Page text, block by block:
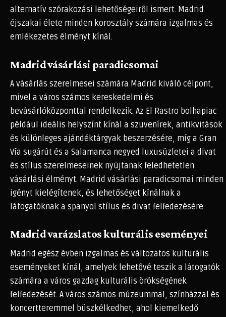
alternatív szórakozási lehetőségeiről ismert. Madrid
éjszakai élete minden korosztály számára izgalmas és
emlékezetes élményt kínál.
Madrid vásárlási paradicsomai
A vásárlás szerelmesei számára Madrid kiváló célpont,
mivel a város számos kereskedelmi és
bevásárlóközponttal rendelkezik. Az El Rastro bolhapiac
például ideális helyszínt kínál a szuvenírek, antikvitások
és különleges ajándéktárgyak beszerzésére, míg a Gran
Vía sugárút és a Salamanca negyed luxusüzletei a divat
és stílus szerelmeseinek nyújtanak feledhetetlen
vásárlási élményt. Madrid vásárlási paradicsomai minden
igényt kielégítenek, és lehetőséget kínálnak a
látogatóknak a spanyol stílus és divat felfedezésére.
Madrid varázslatos kulturális eseményei
Madrid egész évben izgalmas és változatos kulturális
eseményeket kínál, amelyek lehetővé teszik a látogatók
számára a város gazdag kulturális örökségének
felfedezését. A város számos múzeummal, színházzal és
koncertteremmel büszkélkedhet, ahol kiemelkedő